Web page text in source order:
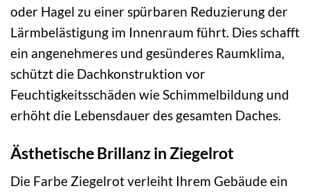
oder Hagel zu einer spürbaren Reduzierung der
Lärmbelästigung im Innenraum führt. Dies schafft
ein angenehmeres und gesünderes Raumklima,
schützt die Dachkonstruktion vor
Feuchtigkeitsschäden wie Schimmelbildung und
erhöht die Lebensdauer des gesamten Daches.
Ästhetische Brillanz in Ziegelrot
Die Farbe Ziegelrot verleiht Ihrem Gebäude ein